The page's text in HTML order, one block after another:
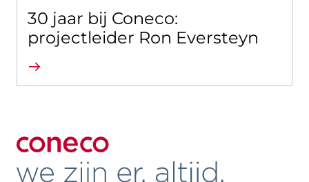
30 jaar bij Coneco:
projectleider Ron Eversteyn
Lees verder